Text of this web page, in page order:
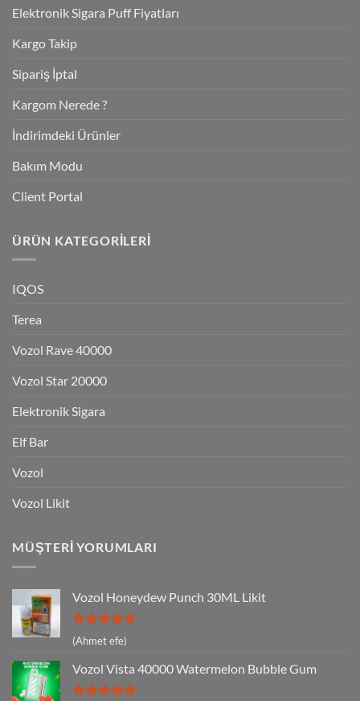
Elektronik Sigara Puff Fiyatları
Kargo Takip
Sipariş İptal
Kargom Nerede ?
İndirimdeki Ürünler
Bakım Modu
Client Portal
ÜRÜN KATEGORILERI
IQOS
Terea
Vozol Rave 40000
Vozol Star 20000
Elektronik Sigara
Elf Bar
Vozol
Vozol Likit
MÜŞTERI YORUMLARI
Vozol Honeydew Punch 30ML Likit
5 üzerinden
5
(Ahmet efe)
Vozol Vista 40000 Watermelon Bubble Gum